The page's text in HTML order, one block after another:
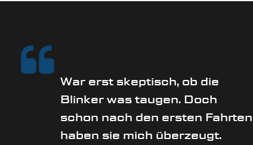
War erst skeptisch, ob die
Blinker was taugen. Doch
schon nach den ersten Fahrten
haben sie mich überzeugt.